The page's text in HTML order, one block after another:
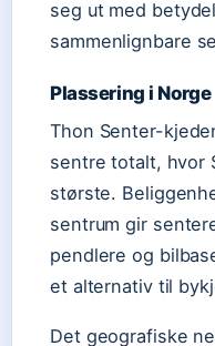
seg ut med
sammenlignbare
Plassering i Norge
Thon Senter-
sentre totalt, hvor
største.
sentrum gir
pendlere og
et alternativ til
Det geografiske